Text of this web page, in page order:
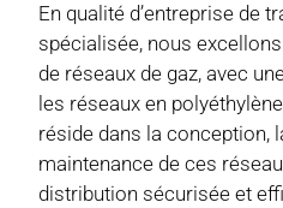
En qualité d’entreprise de
spécialisée, nous
de réseaux de gaz, avec
les réseaux en
réside dans la conception,
maintenance de ces
distribution sécurisée et